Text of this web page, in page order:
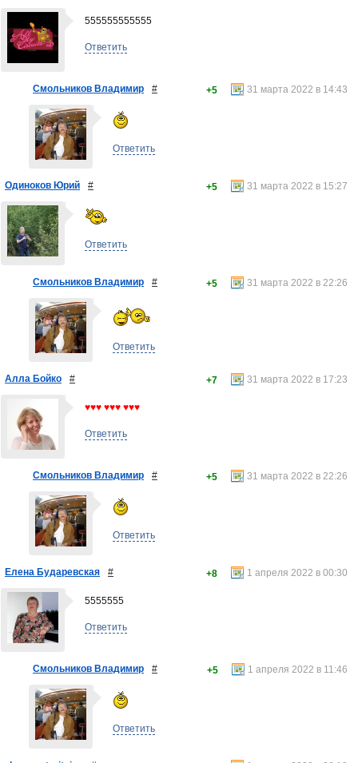
555555555555
Ответить
Смольников Владимир # 31 марта 2022 в 14:43
+5
Ответить
Одиноков Юрий # 31 марта 2022 в 15:27
+5
Ответить
Смольников Владимир # 31 марта 2022 в 22:26
+5
Ответить
Алла Бойко # 31 марта 2022 в 17:23
+7
♥♥♥ ♥♥♥ ♥♥♥
Ответить
Смольников Владимир # 31 марта 2022 в 22:26
+5
Ответить
Елена Бударевская # 1 апреля 2022 в 00:30
+8
5555555
Ответить
Смольников Владимир # 1 апреля 2022 в 11:46
+5
Ответить